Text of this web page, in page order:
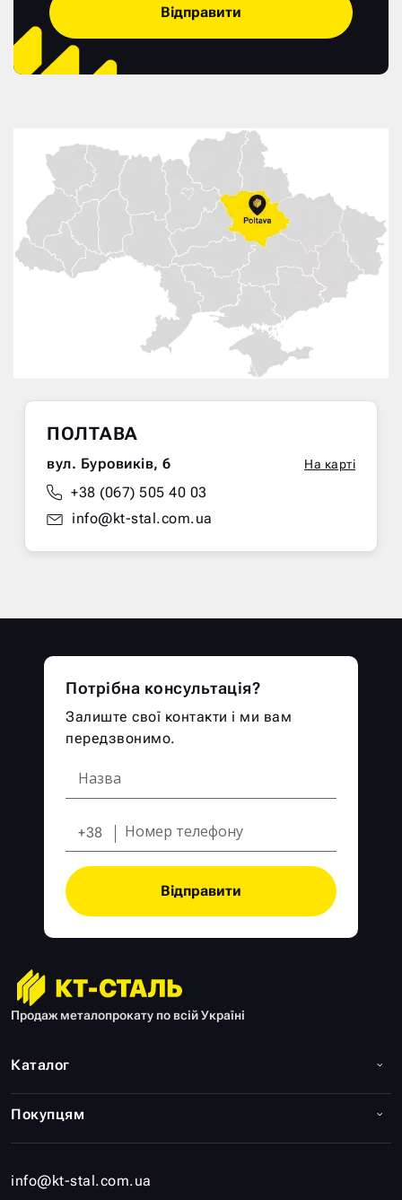
Відправити
ПОЛТАВА
вул. Буровиків, 6 На карті
+38 (067) 505 40 03
info@kt-stal.com.ua
Продаж металопрокату по всій Україні
info@kt-stal.com.ua
Каталог
Покупцям
Потрібна консультація?
Залиште свої контакти і ми вам
передзвонимо.
+38
Відправити